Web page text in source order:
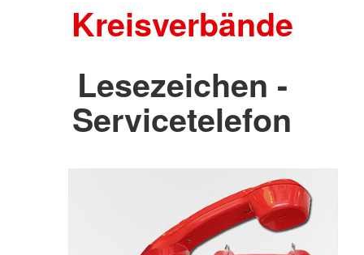
Kreisverbände
Lesezeichen -
Servicetelefon